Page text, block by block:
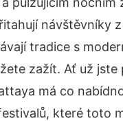
návštěvníky
tradice s
zažít. Ať už jste
má co
které toto